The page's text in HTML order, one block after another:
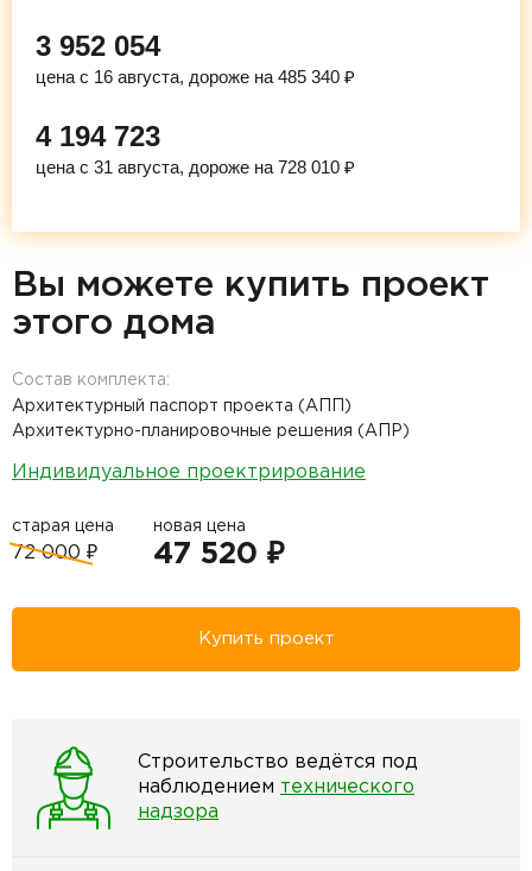
3 952 054
цена с 16 августа, дороже на 485 340 ₽
4 194 723
цена с 31 августа, дороже на 728 010 ₽
Вы можете купить проект
этого дома
Состав комплекта:
Архитектурный паспорт проекта (АПП)
Архитектурно-планировочные решения (АПР)
Индивидуальное проектрирование
старая цена
72 000 ₽
новая цена
47 520 ₽
Купить проект
Строительство ведётся под
наблюдением технического
надзора